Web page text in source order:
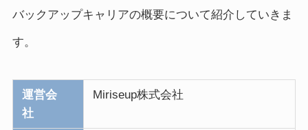
バックアップキャリアの概要について紹介していきま
す。
運営会
社
Miriseup株式会社